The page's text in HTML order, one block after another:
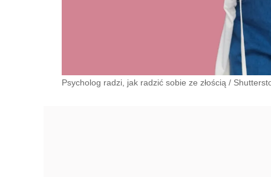
Psycholog radzi, jak radzić sobie ze złością /